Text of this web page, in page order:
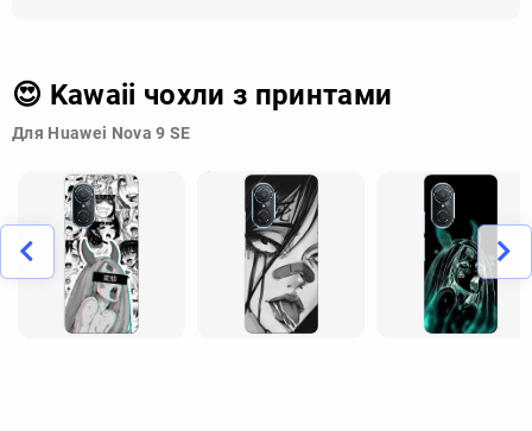
😍 Kawaii чохли з принтами
Для Huawei Nova 9 SE